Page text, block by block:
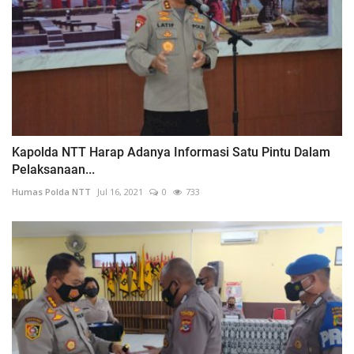
Kapolda NTT Harap Adanya Informasi Satu Pintu Dalam
Pelaksanaan...
Humas Polda NTT Jul 16, 2021 0 733